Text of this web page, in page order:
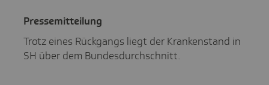
Pres­se­mit­tei­lung
Trotz eines Rückgangs liegt der Krankenstand in
SH über dem Bundesdurchschnitt.